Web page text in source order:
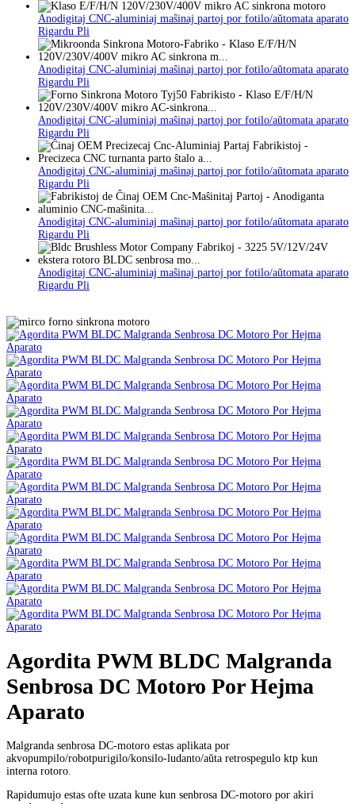
Anodigitaj CNC-aluminiaj maŝinaj partoj por fotilo/aŭtomata aparato
Rigardu Pli
Anodigitaj CNC-aluminiaj maŝinaj partoj por fotilo/aŭtomata aparato
Rigardu Pli
Anodigitaj CNC-aluminiaj maŝinaj partoj por fotilo/aŭtomata aparato
Rigardu Pli
Anodigitaj CNC-aluminiaj maŝinaj partoj por fotilo/aŭtomata aparato
Rigardu Pli
Anodigitaj CNC-aluminiaj maŝinaj partoj por fotilo/aŭtomata aparato
Rigardu Pli
Anodigitaj CNC-aluminiaj maŝinaj partoj por fotilo/aŭtomata aparato
Rigardu Pli
Agordita PWM BLDC Malgranda
Senbrosa DC Motoro Por Hejma
Aparato
Malgranda senbrosa DC-motoro estas aplikata por
akvopumpilo/robotpurigilo/konsilo-ludanto/aŭta retrospegulo ktp kun
interna rotoro.
Rapidumujo estas ofte uzata kune kun senbrosa DC-motoro por akiri